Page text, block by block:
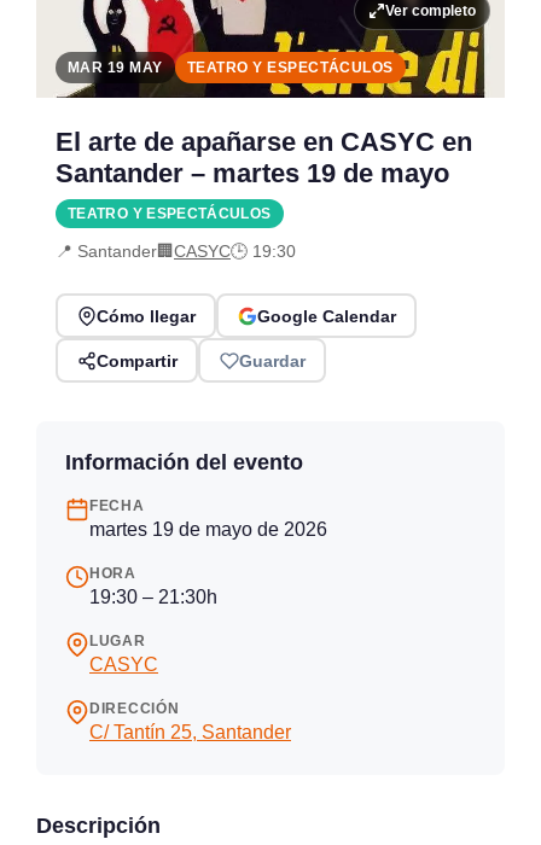
Ver completo
MAR 19 MAY TEATRO Y ESPECTÁCULOS
El arte de apañarse en CASYC en
Santander – martes 19 de mayo
TEATRO Y ESPECTÁCULOS
📍 Santander🏢CASYC🕒 19:30
Cómo llegar Google Calendar
Compartir Guardar
Información del evento
FECHA
martes 19 de mayo de 2026
HORA
19:30 – 21:30h
LUGAR
CASYC
DIRECCIÓN
C/ Tantín 25, Santander
Descripción